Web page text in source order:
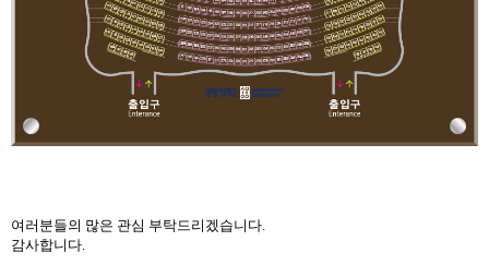
여러분들의 많은 관심 부탁드리겠습니다
감사합니다